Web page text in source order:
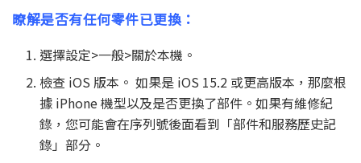
暸解是否有任何零件已更換：
選擇設定>一般>關於本機。
檢查 iOS 版本。 如果是 iOS 15.2 或更高版本，那麼根
據 iPhone 機型以及是否更換了部件。如果有維修紀
錄，您可能會在序列號後面看到「部件和服務歷史記
錄」部分。